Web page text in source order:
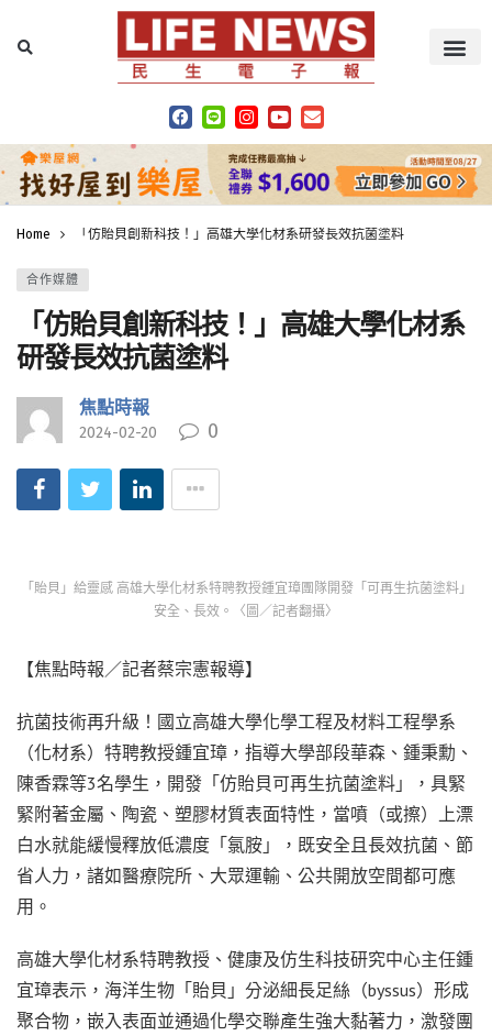
Home 「仿貽貝創新科技！」高雄大學化材系研發長效抗菌塗料
合作媒體
「仿貽貝創新科技！」高雄大學化材系
研發長效抗菌塗料
焦點時報
2024-02-20 0
「貽貝」給靈感 高雄大學化材系特聘教授鍾宜璋團隊開發「可再生抗菌塗料」
安全、長效。〈圖／記者翻攝〉
【焦點時報／記者蔡宗憲報導】
抗菌技術再升級！國立高雄大學化學工程及材料工程學系
（化材系）特聘教授鍾宜璋，指導大學部段華森、鍾秉勳、
陳香霖等3名學生，開發「仿貽貝可再生抗菌塗料」，具緊
緊附著金屬、陶瓷、塑膠材質表面特性，當噴（或擦）上漂
白水就能緩慢釋放低濃度「氯胺」，既安全且長效抗菌、節
省人力，諸如醫療院所、大眾運輸、公共開放空間都可應
用。
高雄大學化材系特聘教授、健康及仿生科技研究中心主任鍾
宜璋表示，海洋生物「貽貝」分泌細長足絲（byssus）形成
聚合物，嵌入表面並通過化學交聯產生強大黏著力，激發團